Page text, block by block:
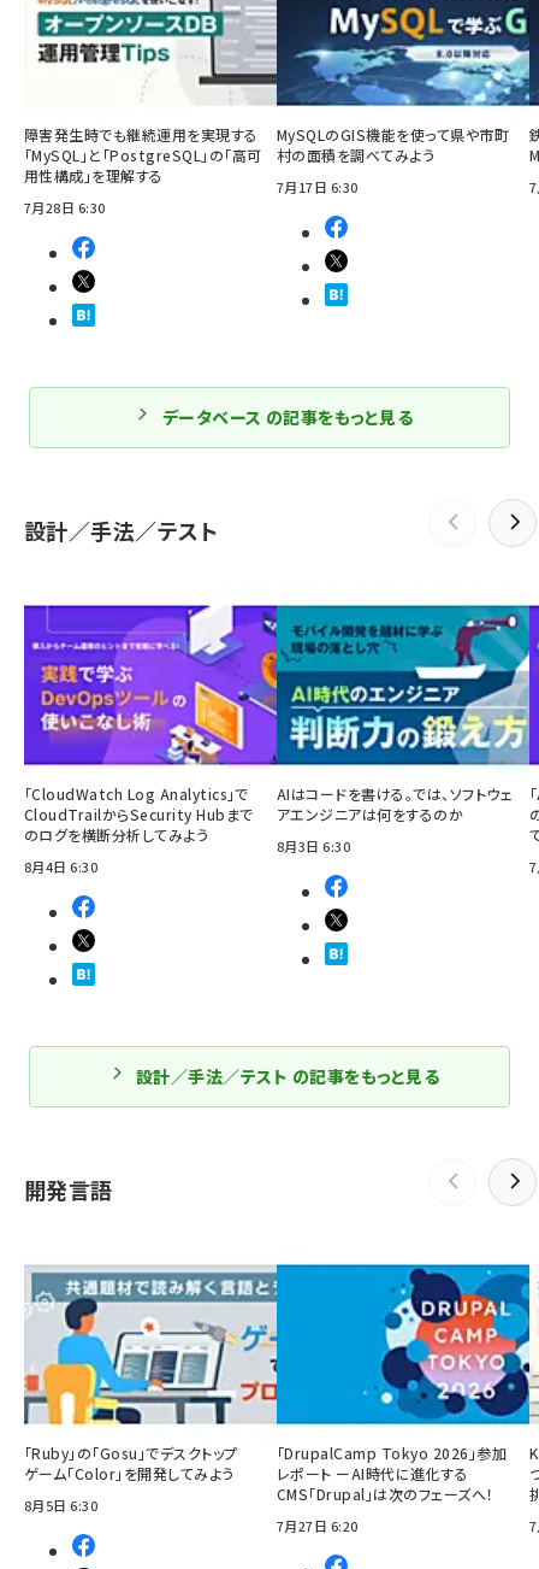
障害発生時でも継続運用を実現する
「MySQL」と「PostgreSQL」の「高可
用性構成」を理解する
7月28日 6:30
MySQLのGIS機能を使って県や市町
村の面積を調べてみよう
7月17日 6:30
データベース の記事をもっと見る
設計／手法／テスト
「CloudWatch Log Analytics」で
CloudTrailからSecurity Hubまで
のログを横断分析してみよう
8月4日 6:30
AIはコードを書ける。では、ソフトウェ
アエンジニアは何をするのか
8月3日 6:30
設計／手法／テスト の記事をもっと見る
開発言語
「Ruby」の「Gosu」でデスクトップ
ゲーム「Color」を開発してみよう
8月5日 6:30
「DrupalCamp Tokyo 2026」参加
レポート ーAI時代に進化する
CMS「Drupal」は次のフェーズへ！
7月27日 6:20